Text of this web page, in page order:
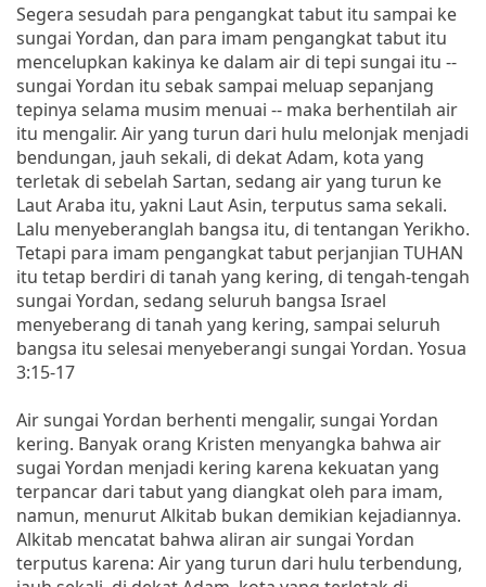
Segera sesudah para pengangkat tabut itu sampai ke
sungai Yordan, dan para imam pengangkat tabut itu
mencelupkan kakinya ke dalam air di tepi sungai itu --
sungai Yordan itu sebak sampai meluap sepanjang
tepinya selama musim menuai -- maka berhentilah air
itu mengalir. Air yang turun dari hulu melonjak menjadi
bendungan, jauh sekali, di dekat Adam, kota yang
terletak di sebelah Sartan, sedang air yang turun ke
Laut Araba itu, yakni Laut Asin, terputus sama sekali.
Lalu menyeberanglah bangsa itu, di tentangan Yerikho.
Tetapi para imam pengangkat tabut perjanjian TUHAN
itu tetap berdiri di tanah yang kering, di tengah-tengah
sungai Yordan, sedang seluruh bangsa Israel
menyeberang di tanah yang kering, sampai seluruh
bangsa itu selesai menyeberangi sungai Yordan. Yosua
3:15-17
Air sungai Yordan berhenti mengalir, sungai Yordan
kering. Banyak orang Kristen menyangka bahwa air
sugai Yordan menjadi kering karena kekuatan yang
terpancar dari tabut yang diangkat oleh para imam,
namun, menurut Alkitab bukan demikian kejadiannya.
Alkitab mencatat bahwa aliran air sungai Yordan
terputus karena: Air yang turun dari hulu terbendung,